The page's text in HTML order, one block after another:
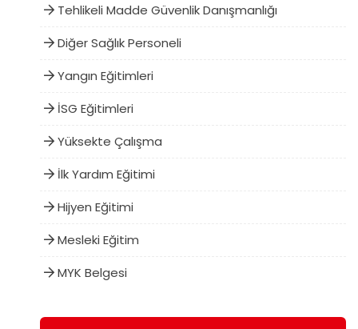
Tehlikeli Madde Güvenlik Danışmanlığı
Diğer Sağlık Personeli
Yangın Eğitimleri
İSG Eğitimleri
Yüksekte Çalışma
İlk Yardım Eğitimi
Hijyen Eğitimi
Mesleki Eğitim
MYK Belgesi